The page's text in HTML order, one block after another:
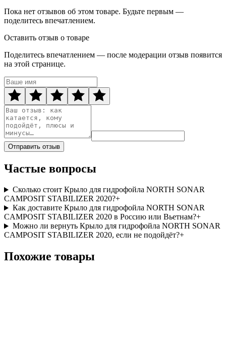
Пока нет отзывов об этом товаре. Будьте первым —
поделитесь впечатлением.
Оставить отзыв о товаре
Поделитесь впечатлением — после модерации отзыв появится
на этой странице.
Отправить отзыв
Частые вопросы
Сколько стоит Крыло для гидрофойла NORTH SONAR
CAMPOSIT STABILIZER 2020?+
Как доставите Крыло для гидрофойла NORTH SONAR
CAMPOSIT STABILIZER 2020 в Россию или Вьетнам?+
Можно ли вернуть Крыло для гидрофойла NORTH SONAR
CAMPOSIT STABILIZER 2020, если не подойдёт?+
Похожие товары